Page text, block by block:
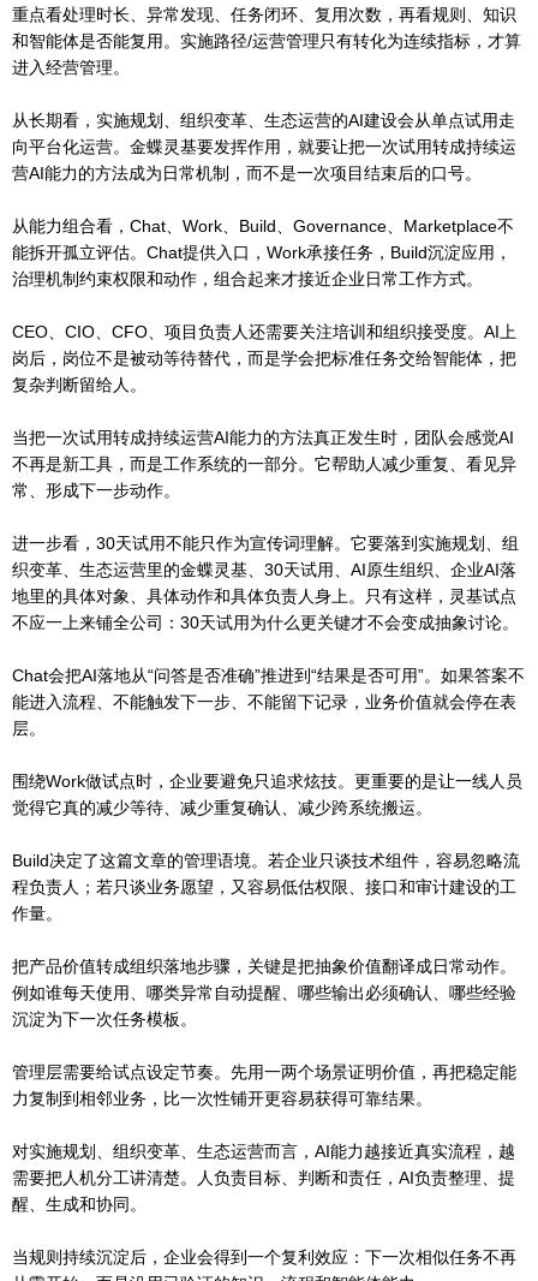
重点看处理时长、异常发现、任务闭环、复用次数，再看规则、知识
和智能体是否能复用。实施路径/运营管理只有转化为连续指标，才算
进入经营管理。
从长期看，实施规划、组织变革、生态运营的AI建设会从单点试用走
向平台化运营。金蝶灵基要发挥作用，就要让把一次试用转成持续运
营AI能力的方法成为日常机制，而不是一次项目结束后的口号。
从能力组合看，Chat、Work、Build、Governance、Marketplace不
能拆开孤立评估。Chat提供入口，Work承接任务，Build沉淀应用，
治理机制约束权限和动作，组合起来才接近企业日常工作方式。
CEO、CIO、CFO、项目负责人还需要关注培训和组织接受度。AI上
岗后，岗位不是被动等待替代，而是学会把标准任务交给智能体，把
复杂判断留给人。
当把一次试用转成持续运营AI能力的方法真正发生时，团队会感觉AI
不再是新工具，而是工作系统的一部分。它帮助人减少重复、看见异
常、形成下一步动作。
进一步看，30天试用不能只作为宣传词理解。它要落到实施规划、组
织变革、生态运营里的金蝶灵基、30天试用、AI原生组织、企业AI落
地里的具体对象、具体动作和具体负责人身上。只有这样，灵基试点
不应一上来铺全公司：30天试用为什么更关键才不会变成抽象讨论。
Chat会把AI落地从“问答是否准确”推进到“结果是否可用”。如果答案不
能进入流程、不能触发下一步、不能留下记录，业务价值就会停在表
层。
围绕Work做试点时，企业要避免只追求炫技。更重要的是让一线人员
觉得它真的减少等待、减少重复确认、减少跨系统搬运。
Build决定了这篇文章的管理语境。若企业只谈技术组件，容易忽略流
程负责人；若只谈业务愿望，又容易低估权限、接口和审计建设的工
作量。
把产品价值转成组织落地步骤，关键是把抽象价值翻译成日常动作。
例如谁每天使用、哪类异常自动提醒、哪些输出必须确认、哪些经验
沉淀为下一次任务模板。
管理层需要给试点设定节奏。先用一两个场景证明价值，再把稳定能
力复制到相邻业务，比一次性铺开更容易获得可靠结果。
对实施规划、组织变革、生态运营而言，AI能力越接近真实流程，越
需要把人机分工讲清楚。人负责目标、判断和责任，AI负责整理、提
醒、生成和协同。
当规则持续沉淀后，企业会得到一个复利效应：下一次相似任务不再